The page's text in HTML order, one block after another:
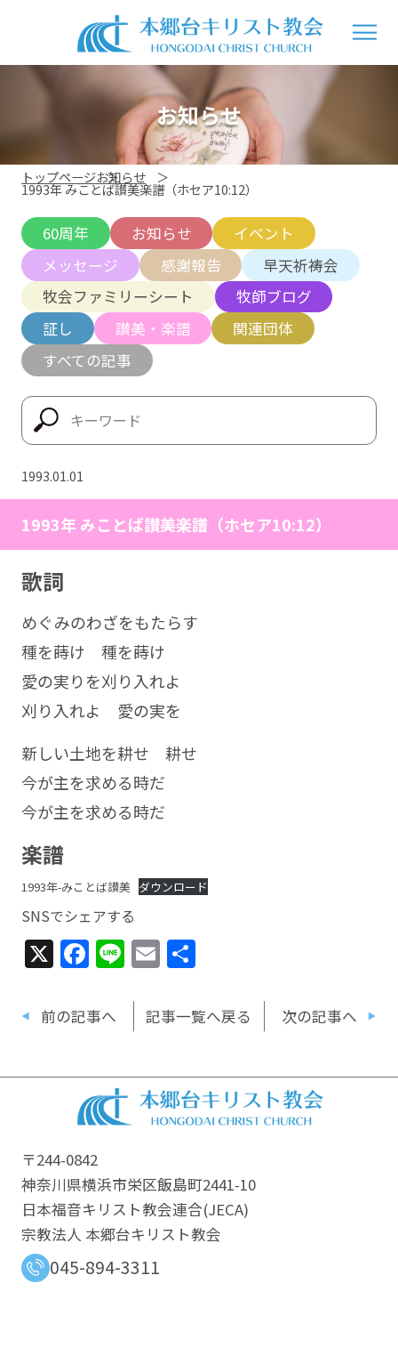
お知らせ
トップページお知らせ
1993年 みことば讃美楽譜（ホセア10:12）
60周年 お知らせ
イベント
メッセージ
感謝報告
早天祈祷会
牧会ファミリーシート
牧師ブログ
証し
讃美・楽譜
関連団体
すべての記事
1993.01.01
1993年 みことば讃美楽譜（ホセア10:12）
歌詞
めぐみのわざをもたらす
種を蒔け 種を蒔け
愛の実りを刈り入れよ
刈り入れよ 愛の実を
新しい土地を耕せ 耕せ
今が主を求める時だ
今が主を求める時だ
楽譜
1993年-みことば讃美 ダウンロード
SNSでシェアする
X Facebook
LineEmail
共
前の記事へ 記事一覧へ戻る 次の記事へ
〒244-0842
神奈川県横浜市栄区飯島町2441-10
日本福音キリスト教会連合​(JECA)
宗教法人 本郷台キリスト教会
045-894-3311